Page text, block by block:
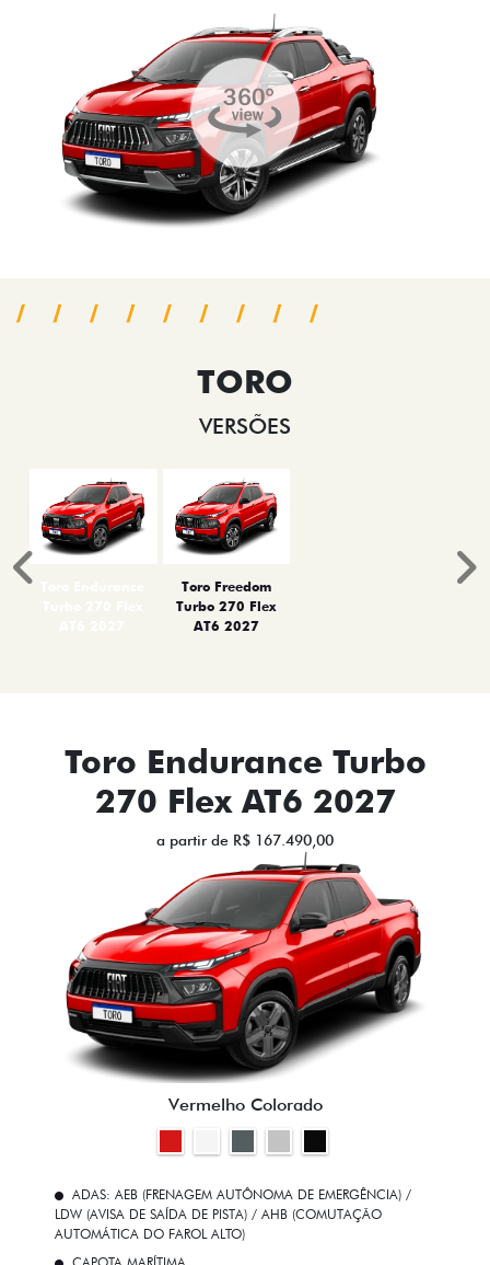
TORO
VERSÕES
Toro Freedom
Turbo 270 Flex
AT6 2027
Anterior
Toro Endurance Turbo
270 Flex AT6 2027
a partir de R$ 167.490,00
Vermelho Colorado
ADAS: AEB (FRENAGEM AUTÔNOMA DE EMERGÊNCIA) /
LDW (AVISA DE SAÍDA DE PISTA) / AHB (COMUTAÇÃO
AUTOMÁTICA DO FAROL ALTO)